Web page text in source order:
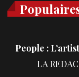
People :